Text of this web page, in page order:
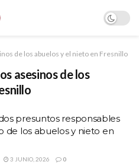
de los abuelos y el nieto en Fresnillo
asesinos de los
presuntos responsables
de los abuelos y nieto en
3 JUNIO, 2026 0